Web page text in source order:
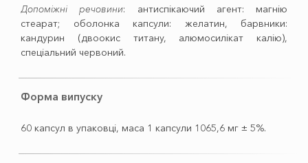
Допоміжні речовини: антиспікаючий агент: магнію
стеарат; оболонка капсули: желатин, барвники:
кандурин (двоокис титану, алюмосилікат калію),
спеціальний червоний.
Форма випуску
60 капсул в упаковці, маса 1 капсули 1065,6 мг ± 5%.